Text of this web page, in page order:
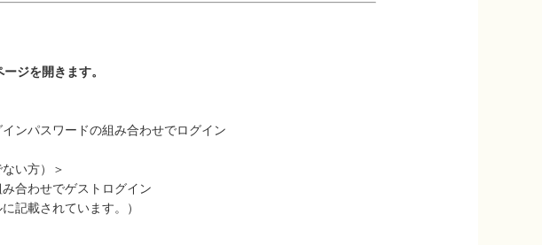
ジを開きます。
ンパスワードの組み合わせでログイン
い方）＞
合わせでゲストログイン
記載されています。）